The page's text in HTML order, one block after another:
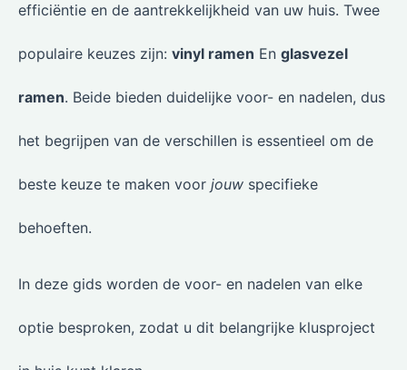
efficiëntie en de aantrekkelijkheid van uw huis. Twee
populaire keuzes zijn: vinyl ramen En glasvezel
ramen. Beide bieden duidelijke voor- en nadelen, dus
het begrijpen van de verschillen is essentieel om de
beste keuze te maken voor jouw specifieke
behoeften.
In deze gids worden de voor- en nadelen van elke
optie besproken, zodat u dit belangrijke klusproject